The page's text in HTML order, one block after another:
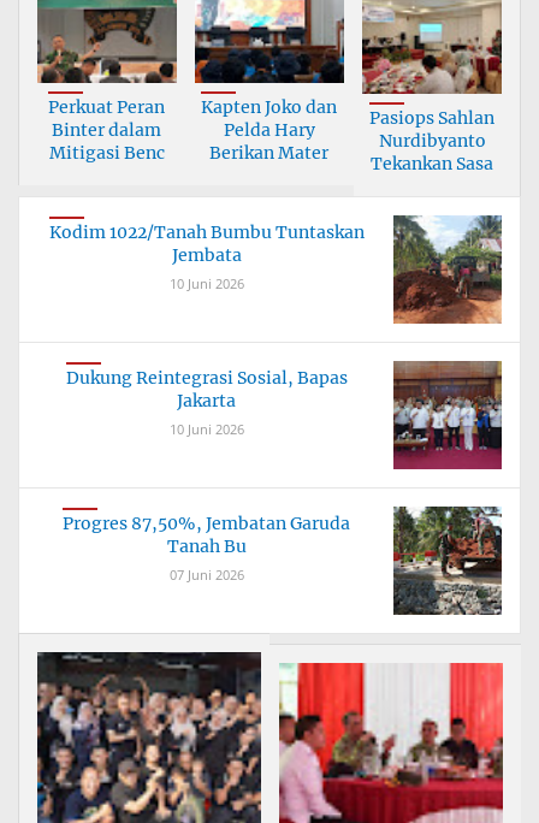
Perkuat Peran
Binter dalam
Mitigasi Benc
Kapten Joko dan
Pelda Hary
Berikan Mater
Pasiops Sahlan
Nurdibyanto
Tekankan Sasa
Kodim 1022/Tanah Bumbu Tuntaskan
Jembata
10 Juni 2026
Dukung Reintegrasi Sosial, Bapas
Jakarta
10 Juni 2026
Progres 87,50%, Jembatan Garuda
Tanah Bu
07 Juni 2026